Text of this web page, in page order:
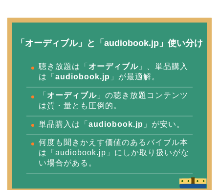
「オーディブル」と「audiobook.jp」使い分け
聴き放題は「 オーディブル 」、単品購入
は「 audiobook.jp 」が最適解。
「 オーディブル 」の聴き放題コンテンツ
は質・量とも圧倒的。
単品購入は「 audiobook.jp 」が安い。
何度も聞きかえす価値のあるバイブル本
は「audiobook.jp」にしか取り扱いがな
い場合がある。